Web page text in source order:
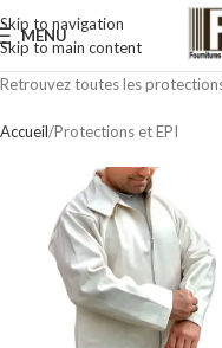
Skip to navigation
Skip to main content
MENU
Retrouvez toutes les
Accueil Protections et EPI